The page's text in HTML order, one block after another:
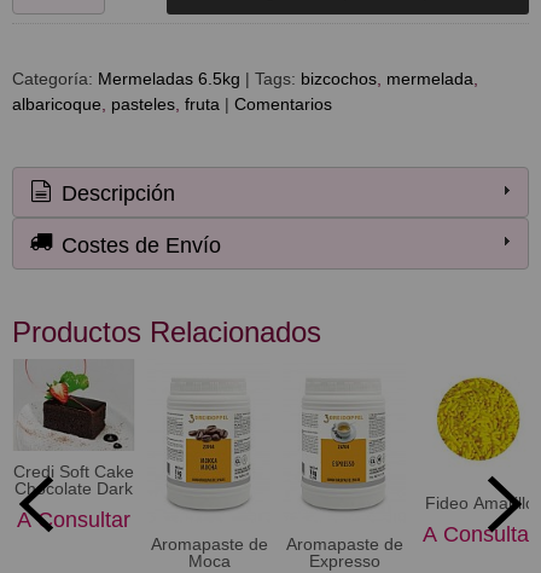
Categoría: Mermeladas 6.5kg | Tags: bizcochos mermelada
albaricoque
pasteles fruta | Comentarios
Descripción
Costes de Envío
Productos Relacionados
Credi Soft Cake
Chocolate Dark
A Consultar
Aromapaste de
Moca
Aromapaste de
Expresso
Fideo Amarillo
A Consultar